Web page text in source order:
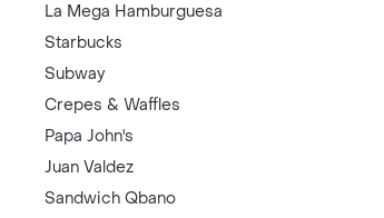
La Mega Hamburguesa
Starbucks
Subway
Crepes & Waffles
Papa John's
Juan Valdez
Sandwich Qbano